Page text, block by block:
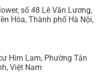
số 48 Lê Văn Lương,
Hòa, Thành phố Hà Nội,
Him Lam, Phường Tân
Việt Nam